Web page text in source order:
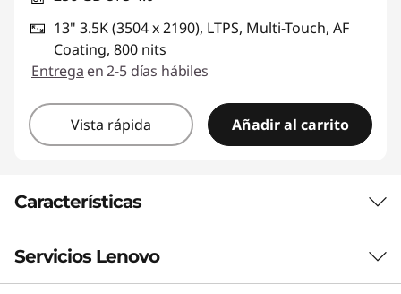
13" 3.5K (3504 x 2190), LTPS, Multi-Touch, AF
Coating, 800 nits
Entrega en 2-5 días hábiles
Vista rápida Añadir al carrito
Características
Diseñada pensando
Servicios Lenovo